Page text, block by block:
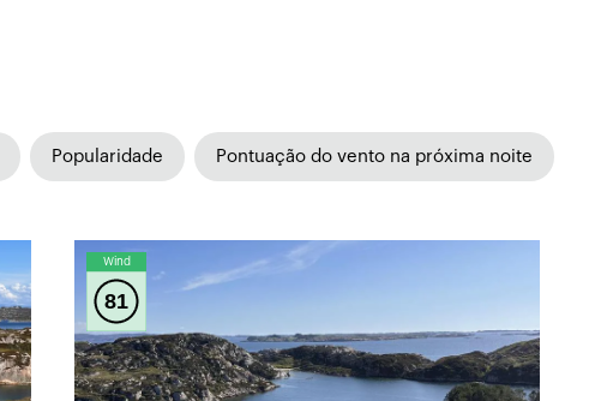
Popularidade Pontuação do vento na próxima noite
Wind
81